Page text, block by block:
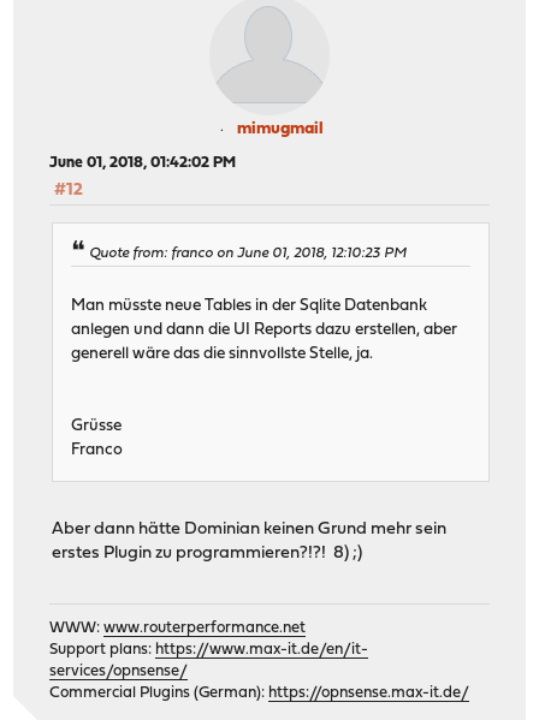
mimugmail
June 01, 2018, 01:42:02 PM
#12
Quote from: franco on June 01, 2018, 12:10:23 PM
Man müsste neue Tables in der Sqlite Datenbank
anlegen und dann die UI Reports dazu erstellen, aber
generell wäre das die sinnvollste Stelle, ja.
Grüsse
Franco
Aber dann hätte Dominian keinen Grund mehr sein
erstes Plugin zu programmieren?!?! 8) ;)
WWW:www.routerperformance.net
Support plans: https://www.max-it.de/en/it-
services/opnsense/
Commercial Plugins (German): https://opnsense.max-it.de/